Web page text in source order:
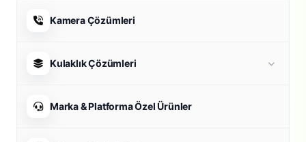
Kamera Çözümleri
Kulaklık Çözümleri
Marka & Platforma Özel Ürünler